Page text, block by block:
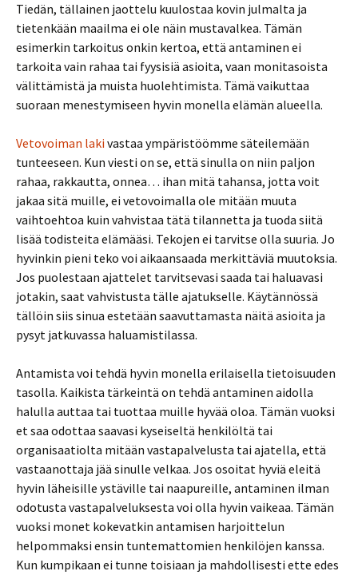
Tiedän, tällainen jaottelu kuulostaa kovin julmalta ja
tietenkään maailma ei ole näin mustavalkea. Tämän
esimerkin tarkoitus onkin kertoa, että antaminen ei
tarkoita vain rahaa tai fyysisiä asioita, vaan monitasoista
välittämistä ja muista huolehtimista. Tämä vaikuttaa
suoraan menestymiseen hyvin monella elämän alueella.
Vetovoiman lakivastaa ympäristöömme säteilemään
tunteeseen. Kun viesti on se, että sinulla on niin paljon
rahaa, rakkautta, onnea… ihan mitä tahansa, jotta voit
jakaa sitä muille, ei vetovoimalla ole mitään muuta
vaihtoehtoa kuin vahvistaa tätä tilannetta ja tuoda siitä
lisää todisteita elämääsi. Tekojen ei tarvitse olla suuria. Jo
hyvinkin pieni teko voi aikaansaada merkittäviä muutoksia.
Jos puolestaan ajattelet tarvitsevasi saada tai haluavasi
jotakin, saat vahvistusta tälle ajatukselle. Käytännössä
tällöin siis sinua estetään saavuttamasta näitä asioita ja
pysyt jatkuvassa haluamistilassa.
Antamista voi tehdä hyvin monella erilaisella tietoisuuden
tasolla. Kaikista tärkeintä on tehdä antaminen aidolla
halulla auttaa tai tuottaa muille hyvää oloa. Tämän vuoksi
et saa odottaa saavasi kyseiseltä henkilöltä tai
organisaatiolta mitään vastapalvelusta tai ajatella, että
vastaanottaja jää sinulle velkaa. Jos osoitat hyviä eleitä
hyvin läheisille ystäville tai naapureille, antaminen ilman
odotusta vastapalveluksesta voi olla hyvin vaikeaa. Tämän
vuoksi monet kokevatkin antamisen harjoittelun
helpommaksi ensin tuntemattomien henkilöjen kanssa.
Kun kumpikaan ei tunne toisiaan ja mahdollisesti ette edes